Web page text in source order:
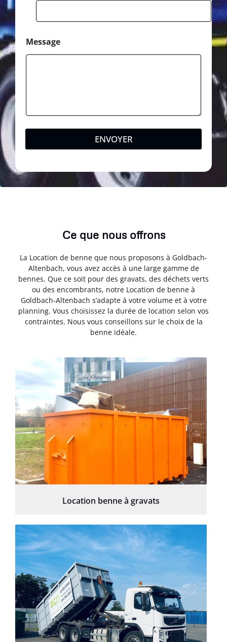
Message
ENVOYER
Ce que nous offrons
La Location de benne que nous proposons à Goldbach-
Altenbach, vous avez accès à une large gamme de
bennes. Que ce soit pour des gravats, des déchets verts
ou des encombrants, notre Location de benne à
Goldbach-Altenbach s’adapte à votre volume et à votre
planning. Vous choisissez la durée de location selon vos
contraintes. Nous vous conseillons sur le choix de la
benne idéale.
Location benne à gravats